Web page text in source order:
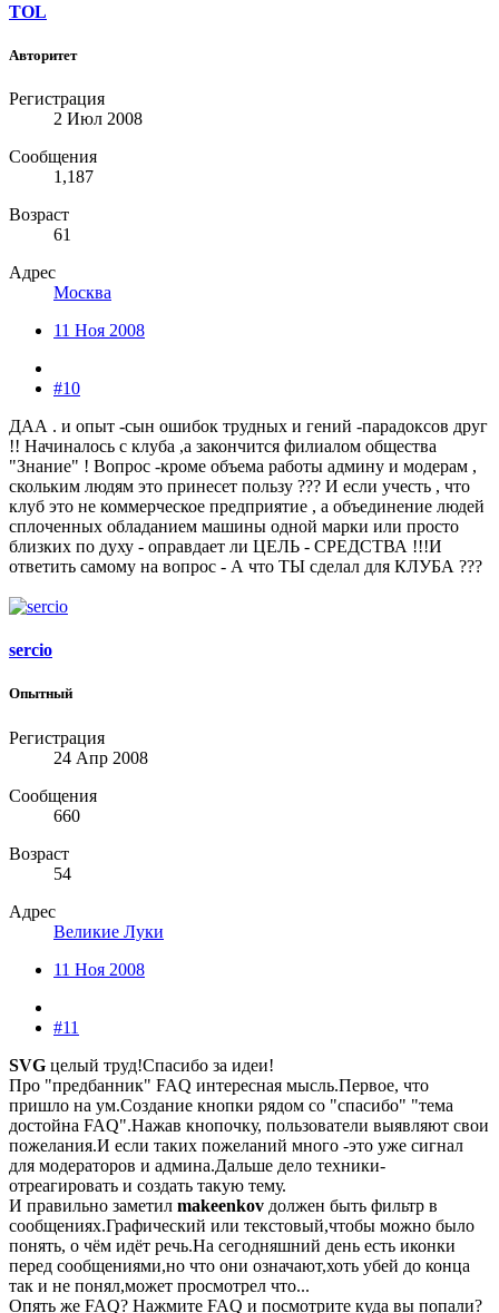
TOL
Авторитет
Регистрация
2 Июл 2008
Сообщения
1,187
Возраст
61
Адрес
Москва
11 Ноя 2008
#10
ДАА . и опыт -сын ошибок трудных и гений -парадоксов друг
!! Начиналось с клуба ,а закончится филиалом общества
"Знание" ! Вопрос -кроме объема работы админу и модерам ,
скольким людям это принесет пользу ??? И если учесть , что
клуб это не коммерческое предприятие , а объединение людей
сплоченных обладанием машины одной марки или просто
близких по духу - оправдает ли ЦЕЛЬ - СРЕДСТВА !!!И
ответить самому на вопрос - А что ТЫ сделал для КЛУБА ???
sercio
Опытный
Регистрация
24 Апр 2008
Сообщения
660
Возраст
54
Адрес
Великие Луки
11 Ноя 2008
#11
SVG целый труд!Спасибо за идеи!
Про "предбанник" FAQ интересная мысль.Первое, что
пришло на ум.Создание кнопки рядом со "спасибо" "тема
достойна FAQ".Нажав кнопочку, пользователи выявляют свои
пожелания.И если таких пожеланий много -это уже сигнал
для модераторов и админа.Дальше дело техники-
отреагировать и создать такую тему.
И правильно заметил makeenkov должен быть фильтр в
сообщениях.Графический или текстовый,чтобы можно было
понять, о чём идёт речь.На сегодняшний день есть иконки
перед сообщениями,но что они означают,хоть убей до конца
так и не понял,может просмотрел что...
Опять же FAQ? Нажмите FAQ и посмотрите куда вы попали?